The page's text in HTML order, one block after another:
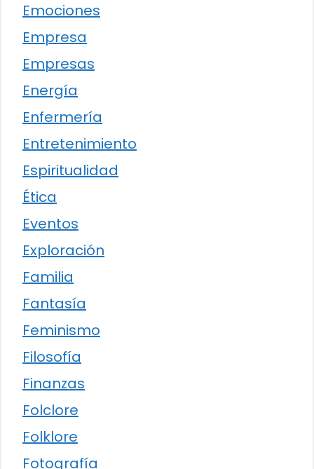
Emociones
Empresa
Empresas
Energía
Enfermería
Entretenimiento
Espiritualidad
Ética
Eventos
Exploración
Familia
Fantasía
Feminismo
Filosofía
Finanzas
Folclore
Folklore
Fotografía